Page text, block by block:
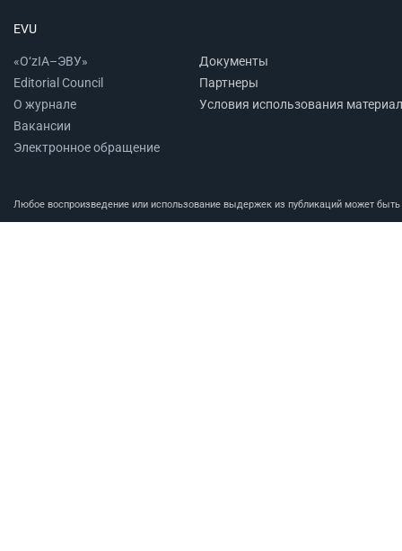
EVU
«O‘zIA–ЭВУ»
Editorial Council
О журнале
Вакансии
Электронное обращение
Документы
Партнеры
Условия использования
Любое воспроизведение или использование выдержек из публикаций может